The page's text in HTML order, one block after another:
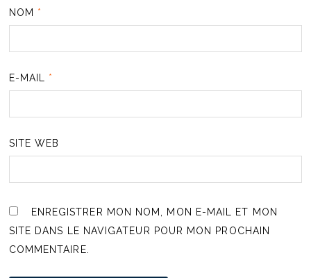
NOM *
E-MAIL *
SITE WEB
ENREGISTRER MON NOM, MON E-MAIL ET MON
SITE DANS LE NAVIGATEUR POUR MON PROCHAIN
COMMENTAIRE.